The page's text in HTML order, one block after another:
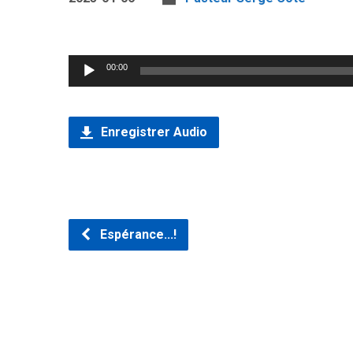
Lecteur
audio
00:00
Enregistrer Audio
Espérance...!